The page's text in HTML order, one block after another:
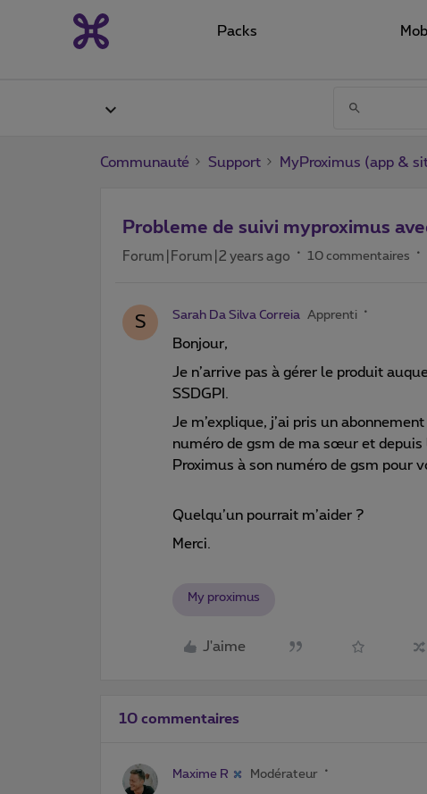
Packs
Communauté Support MyProximus (app &
Probleme de suivi myproximus
Forum|Forum|2 years ago 10 commentaires
S Sarah Da Silva Correia Apprenti
Bonjour,
Je n’arrive pas à gérer le produit
SSDGPI.
Je m’explique, j’ai pris un
numéro de gsm de ma sœur et depuis
Proximus à son numéro de gsm pour
Quelqu’un pourrait m’aider ?
Merci.
My proximus
J'aime
10 commentaires
Maxime R Modérateur